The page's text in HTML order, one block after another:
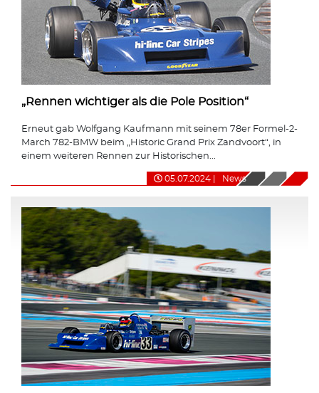
„Rennen wichtiger als die Pole Position“
Erneut gab Wolfgang Kaufmann mit seinem 78er Formel-2-
March 782-BMW beim „Historic Grand Prix Zandvoort“, in
einem weiteren Rennen zur Historischen...
05.07.2024 News